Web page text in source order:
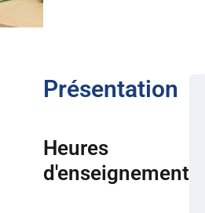
Présentation
Heures
d'enseignement